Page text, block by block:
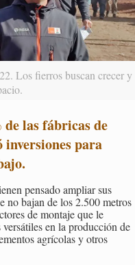
Los fierros buscan crecer y
las fábricas de
para
pensado ampliar sus
no bajan de los 2.500 metros
de montaje que le
en la producción de
agrícolas y otros